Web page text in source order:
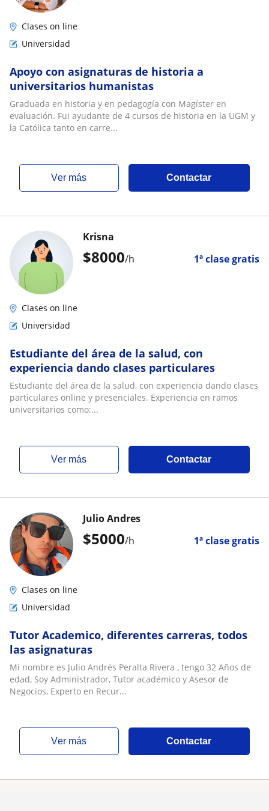
Clases on line
Universidad
Apoyo con asignaturas de historia a
universitarios humanistas
Graduada en historia y en pedagogía con Magíster en
evaluación. Fui ayudante de 4 cursos de historia en la UGM y
la Católica tanto en carre...
ver más Contactar
$8000/h 1ª clase gratis
Krisna
Clases on line
Universidad
Estudiante del área de la salud, con
experiencia dando clases particulares
Estudiante del área de la salud, con experiencia dando clases
particulares online y presenciales. Experiencia en ramos
universitarios como:...
ver más Contactar
$5000/h 1ª clase gratis
Julio Andres
Clases on line
Universidad
Tutor Academico, diferentes carreras, todos
las asignaturas
Mi nombre es Julio Andrés Peralta Rivera , tengo 32 Años de
edad, Soy Administrador, Tutor académico y Asesor de
Negocios, Experto en Recur...
ver más Contactar